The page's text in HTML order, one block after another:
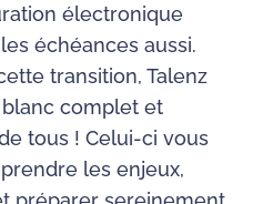
électronique
échéances aussi.
transition, Talenz
complet et
tous ! Celui-ci vous
les enjeux,